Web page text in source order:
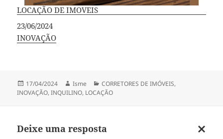
LOCAÇÃO DE IMOVEIS
Data
23/06/2024
Em relação a
INOVAÇÃO
Publicado
em
17/04/2024 Autor
Isme Categorias
CORRETORES DE IMÓVEIS,
INOVAÇÃO,INQUILINO, LOCAÇÃO
Deixe uma resposta